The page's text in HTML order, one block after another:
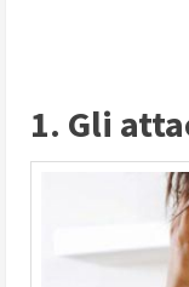
1. Gli